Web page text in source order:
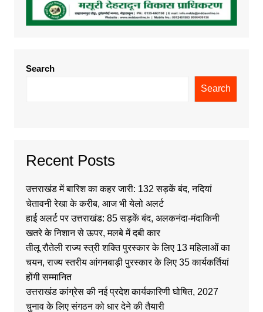
Search
Search
Recent Posts
उत्तराखंड में बारिश का कहर जारी: 132 सड़कें बंद, नदियां
चेतावनी रेखा के करीब, आज भी येलो अलर्ट
हाई अलर्ट पर उत्तराखंड: 85 सड़कें बंद, अलकनंदा-मंदाकिनी
खतरे के निशान से ऊपर, मलबे में दबी कार
तीलू रौतेली राज्य स्त्री शक्ति पुरस्कार के लिए 13 महिलाओं का
चयन, राज्य स्तरीय आंगनबाड़ी पुरस्कार के लिए 35 कार्यकर्तियां
होंगी सम्मानित
उत्तराखंड कांग्रेस की नई प्रदेश कार्यकारिणी घोषित, 2027
चुनाव के लिए संगठन को धार देने की तैयारी